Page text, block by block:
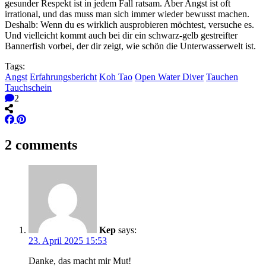
gesunder Respekt ist in jedem Fall ratsam. Aber Angst ist oft
irrational, und das muss man sich immer wieder bewusst machen.
Deshalb: Wenn du es wirklich ausprobieren möchtest, versuche es.
Und vielleicht kommt auch bei dir ein schwarz-gelb gestreifter
Bannerfish vorbei, der dir zeigt, wie schön die Unterwasserwelt ist.
Tags:
Angst Erfahrungsbericht Koh Tao Open Water Diver Tauchen
Tauchschein
2
2 comments
Kep says:
23. April 2025 15:53
Danke, das macht mir Mut!